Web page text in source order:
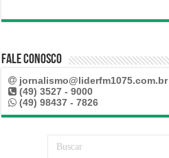
Fale Conosco
jornalismo@liderfm1075.com.br
(49) 3527 - 9000
(49) 98437 - 7826